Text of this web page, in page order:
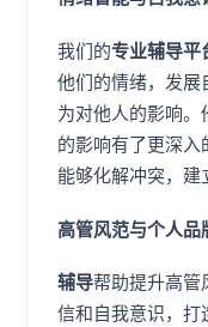
我们的专业辅导
他们的情绪，发展
为对他人的影响。
的影响有了更深
能够化解冲突，建
高管风范与个人品
辅导帮助提升高管
信和自我意识，打